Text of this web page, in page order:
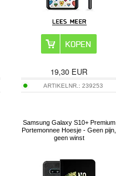
19,30 EUR
ARTIKELNR.:239253
Samsung Galaxy S10+ Premium
Portemonnee Hoesje - Geen pijn,
geen winst